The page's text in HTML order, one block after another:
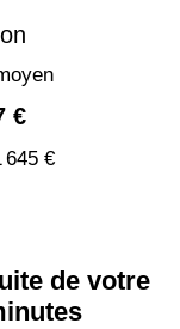
€
645 €
de votre